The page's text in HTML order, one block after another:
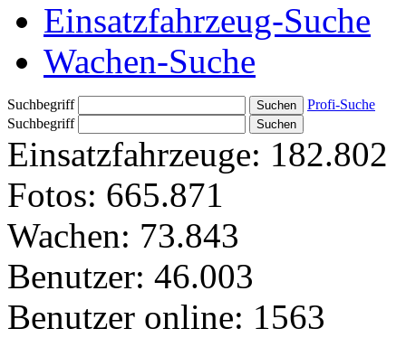
Einsatzfahrzeug-Suche
Wachen-Suche
Suchbegriff
Profi-Suche
Suchbegriff
Einsatzfahrzeuge: 182.802
Fotos: 665.871
Wachen: 73.843
Benutzer: 46.003
Benutzer online: 1563